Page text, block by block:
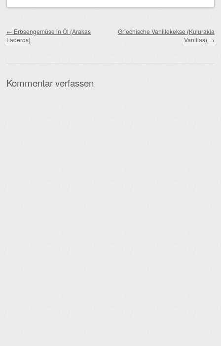
← Erbsengemüse in Öl (Arakas
Laderos)
Griechische Vanillekekse (Kulurakia
Vanilias) →
Kommentar verfassen